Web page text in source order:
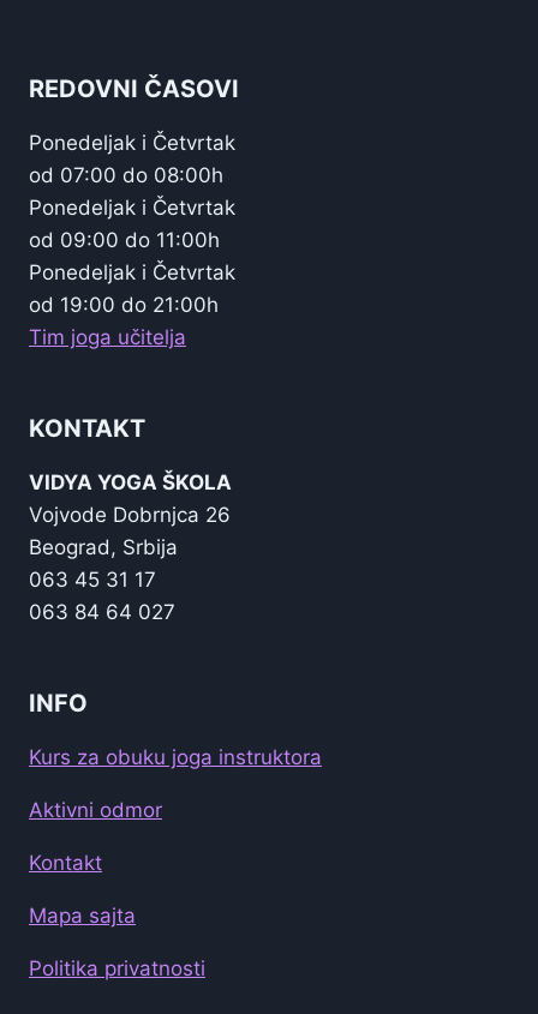
REDOVNI ČASOVI
Ponedeljak i Četvrtak
od 07:00 do 08:00h
Ponedeljak i Četvrtak
od 09:00 do 11:00h
Ponedeljak i Četvrtak
od 19:00 do 21:00h
Tim joga učitelja
KONTAKT
VIDYA YOGA ŠKOLA
Vojvode Dobrnjca 26
Beograd, Srbija
063 45 31 17
063 84 64 027
INFO
Kurs za obuku joga instruktora
Aktivni odmor
Kontakt
Mapa sajta
Politika privatnosti